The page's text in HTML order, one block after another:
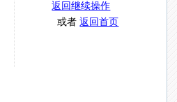
返回继续操作
或者返回首页